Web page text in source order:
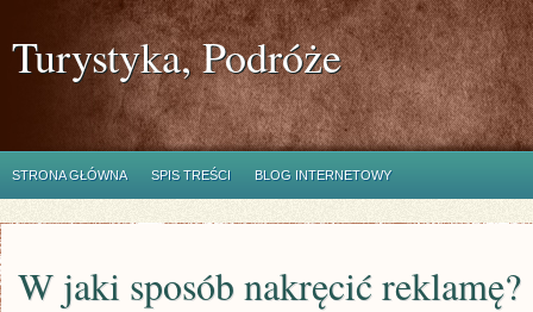
Turystyka, Podróże
STRONA GŁÓWNA SPIS TREŚCI BLOG INTERNETOWY
W jaki sposób nakręcić reklamę?